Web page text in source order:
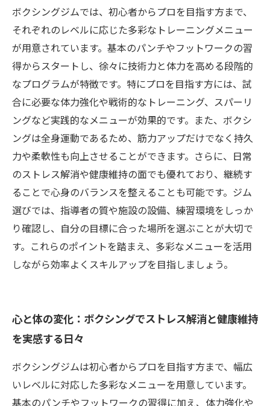
ボクシングジムでは、初心者からプロを目指す方まで、
それぞれのレベルに応じた多彩なトレーニングメニュー
が用意されています。基本のパンチやフットワークの習
得からスタートし、徐々に技術力と体力を高める段階的
なプログラムが特徴です。特にプロを目指す方には、試
合に必要な体力強化や戦術的なトレーニング、スパーリ
ングなど実践的なメニューが効果的です。また、ボクシ
ングは全身運動であるため、筋力アップだけでなく持久
力や柔軟性も向上させることができます。さらに、日常
のストレス解消や健康維持の面でも優れており、継続す
ることで心身のバランスを整えることも可能です。ジム
選びでは、指導者の質や施設の設備、練習環境をしっか
り確認し、自分の目標に合った場所を選ぶことが大切で
す。これらのポイントを踏まえ、多彩なメニューを活用
しながら効率よくスキルアップを目指しましょう。
心と体の変化：ボクシングでストレス解消と健康維持
を実感する日々
ボクシングジムは初心者からプロを目指す方まで、幅広
いレベルに対応した多彩なメニューを用意しています。
基本のパンチやフットワークの習得に加え、体力強化や